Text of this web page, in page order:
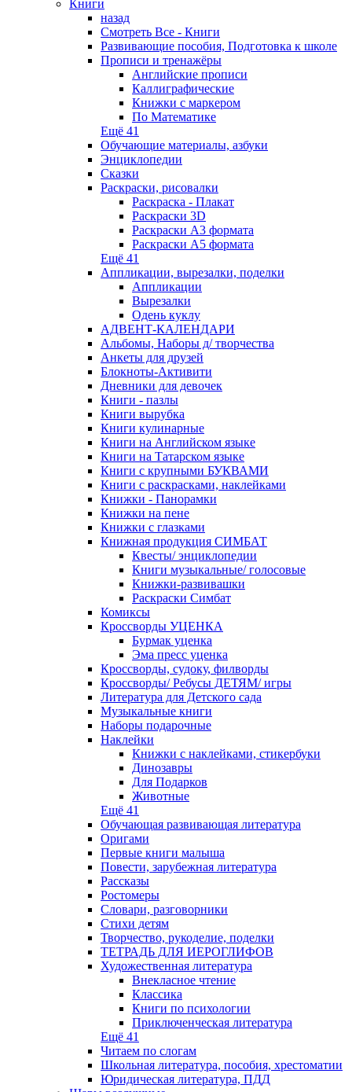
Книги
назад
Смотреть Все - Книги
Развивающие пособия, Подготовка к школе
Прописи и тренажёры
Английские прописи
Каллиграфические
Книжки с маркером
По Математике
Ещё 41
Обучающие материалы, азбуки
Энциклопедии
Сказки
Раскраски, рисовалки
Раскраска - Плакат
Раскраски 3D
Раскраски А3 формата
Раскраски А5 формата
Ещё 41
Аппликации, вырезалки, поделки
Аппликации
Вырезалки
Одень куклу
АДВЕНТ-КАЛЕНДАРИ
Альбомы, Наборы д/ творчества
Анкеты для друзей
Блокноты-Активити
Дневники для девочек
Книги - пазлы
Книги вырубка
Книги кулинарные
Книги на Английском языке
Книги на Татарском языке
Книги с крупными БУКВАМИ
Книги с раскрасками, наклейками
Книжки - Панорамки
Книжки на пене
Книжки с глазками
Книжная продукция СИМБАТ
Квесты/ энциклопедии
Книги музыкальные/ голосовые
Книжки-развивашки
Раскраски Симбат
Комиксы
Кроссворды УЦЕНКА
Бурмак уценка
Эма пресс уценка
Кроссворды, судоку, филворды
Кроссворды/ Ребусы ДЕТЯМ/ игры
Литература для Детского сада
Музыкальные книги
Наборы подарочные
Наклейки
Книжки с наклейками, стикербуки
Динозавры
Для Подарков
Животные
Ещё 41
Обучающая развивающая литература
Оригами
Первые книги малыша
Повести, зарубежная литература
Рассказы
Ростомеры
Словари, разговорники
Стихи детям
Творчество, рукоделие, поделки
ТЕТРАДЬ ДЛЯ ИЕРОГЛИФОВ
Художественная литература
Внекласное чтение
Классика
Книги по психологии
Приключенческая литература
Ещё 41
Читаем по слогам
Школьная литература, пособия, хрестоматии
Юридическая литература, ПДД